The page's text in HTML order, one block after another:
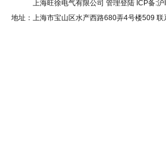
上海旺徐电气有限公司 管理登陆 ICP备:沪
地址：上海市宝山区水产西路680弄4号楼509